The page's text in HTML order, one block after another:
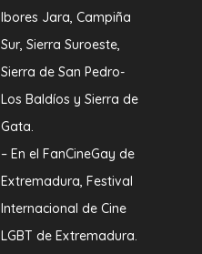
Ibores Jara, Campiña
Sur, Sierra Suroeste,
Sierra de San Pedro-
Los Baldíos y Sierra de
Gata.
– En el FanCineGay de
Extremadura, Festival
Internacional de Cine
LGBT de Extremadura.